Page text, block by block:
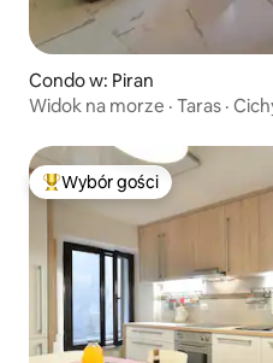
Condo w: Piran
Widok na morze · Taras ·
Najpopularniejsze z kategorii
Wybór gości